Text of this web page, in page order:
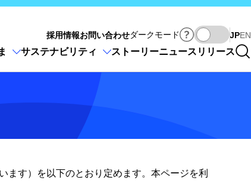
採用情報お問い合わせダークモード JPEN
サステナビリティ ストーリーニュースリリース
ます）を以下のとおり定めます。本ページを利